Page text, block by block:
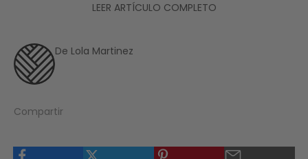
LEER ARTÍCULO COMPLETO
De Lola Martinez
Compartir